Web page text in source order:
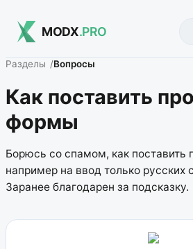
MODX.PRO
Разделы Вопросы
Как поставить
формы
Борюсь со спамом, как поставить
например на ввод только русских
Заранее благодарен за подсказку.